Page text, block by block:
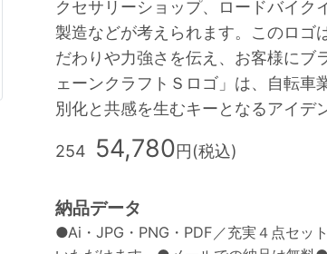
クセサリーショップ、ロードバイク
製造などが考えられます。このロゴ
だわりや力強さを伝え、お客様にブ
ェーンクラフトＳロゴ」は、自転
別化と共感を生むキーとなるアイデ
254 54,780円(税込)
納品データ
●Ai ・ JPG ・ PNG ・ PDF ／充実４点セッ